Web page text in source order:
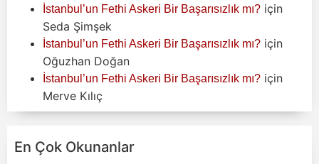
İstanbul’un Fethi Askeri Bir Başarısızlık mı? için
Seda Şimşek
İstanbul’un Fethi Askeri Bir Başarısızlık mı? için
Oğuzhan Doğan
İstanbul’un Fethi Askeri Bir Başarısızlık mı? için
Merve Kılıç
En Çok Okunanlar